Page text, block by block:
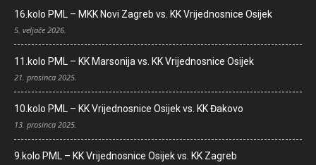
16.kolo PML – MKK Novi Zagreb vs. KK Vrijednosnice Osijek
5. veljače 2026.
11.kolo PML – KK Marsonija vs. KK Vrijednosnice Osijek
21. prosinca 2025.
10.kolo PML – KK Vrijednosnice Osijek vs. KK Đakovo
13. prosinca 2025.
9.kolo PML – KK Vrijednosnice Osijek vs. KK Zagreb